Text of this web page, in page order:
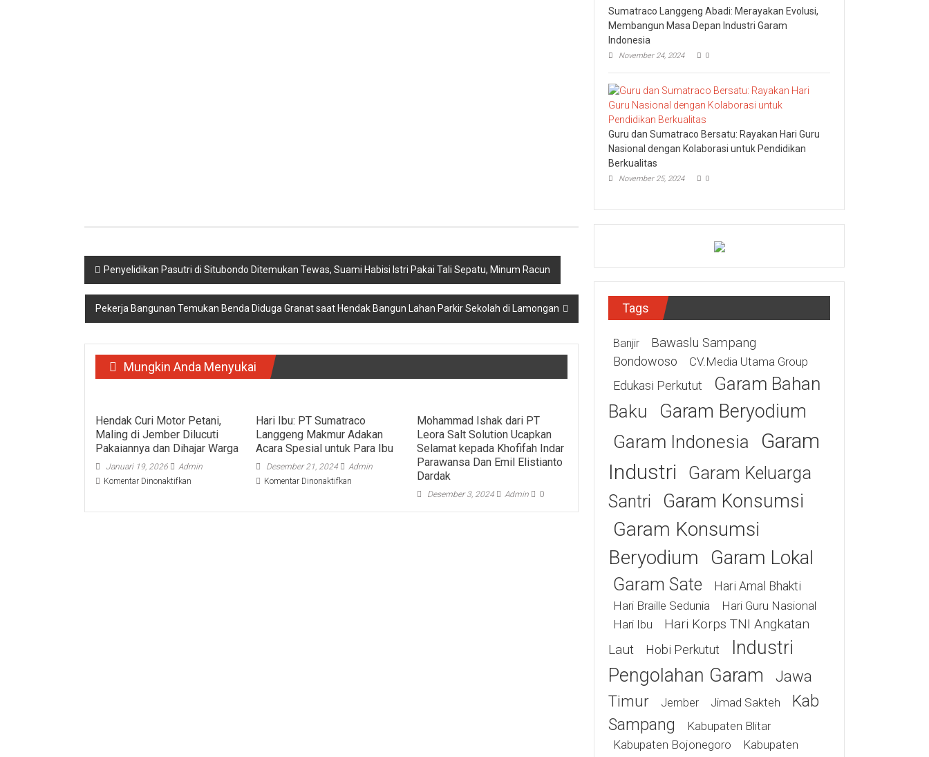
Navigasi
pos
Penyelidikan Pasutri di Situbondo Ditemukan Tewas, Suami Habisi Istri Pakai Tali Sepatu, Minum Racun
Pekerja Bangunan Temukan Benda Diduga Granat saat Hendak Bangun Lahan Parkir Sekolah di Lamongan
Mungkin Anda Menyukai
Hendak Curi Motor Petani,
Maling di Jember Dilucuti
Pakaiannya dan Dihajar Warga
Januari 19, 2026
Admin
Komentar Dinonaktifkan
Hari Ibu: PT Sumatraco
Langgeng Makmur Adakan
Acara Spesial untuk Para Ibu
Desember 21, 2024
Admin
Komentar Dinonaktifkan
Mohammad Ishak dari PT
Leora Salt Solution Ucapkan
Selamat kepada Khofifah Indar
Parawansa Dan Emil Elistianto
Dardak
Desember 3, 2024 Admin 0
Sumatraco Langgeng Abadi: Merayakan Evolusi,
Membangun Masa Depan Industri Garam
Indonesia
November 24, 2024 0
Guru dan Sumatraco Bersatu: Rayakan Hari Guru
Nasional dengan Kolaborasi untuk Pendidikan
Berkualitas
November 25, 2024 0
Tags
Banjir Bawaslu Sampang
Bondowoso CV.Media Utama Group
Edukasi Perkutut
Garam Bahan
Baku
Garam Beryodium
Garam Indonesia
Garam
Industri
Garam Keluarga
Santri
Garam Konsumsi
Garam Konsumsi
Beryodium
Garam Lokal
Garam Sate Hari Amal Bhakti
Hari Braille Sedunia
Hari Guru Nasional
Hari Ibu
Hari Korps TNI Angkatan
Laut
Hobi Perkutut
Industri
Pengolahan Garam
Jawa
Timur
Jember Jimad Sakteh
Kab
Sampang
Kabupaten Blitar
Kabupaten Bojonegoro
Kabupaten